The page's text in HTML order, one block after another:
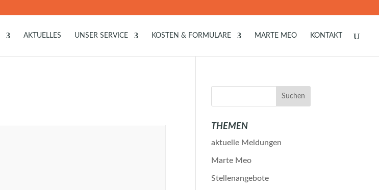
AKTUELLES UNSER SERVICE KOSTEN & FORMULARE MARTE MEO KONTAKT
THEMEN
aktuelle Meldungen
Marte Meo
Stellenangebote